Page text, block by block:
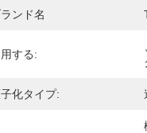
ンド名
する:
化タイプ: